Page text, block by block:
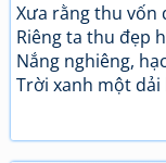
Xưa rằng thu vốn
Riêng ta thu đẹp
Nắng nghiêng,
Trời xanh một